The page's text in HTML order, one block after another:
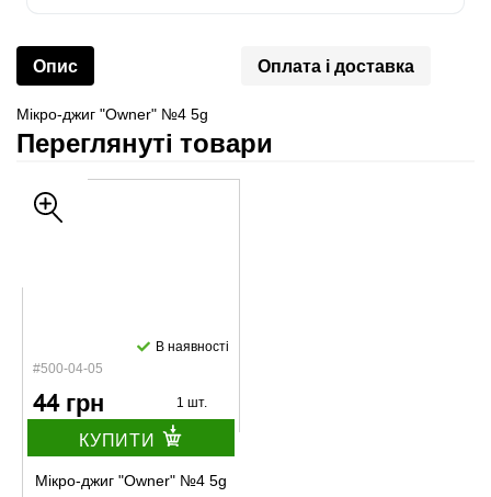
Опис Оплата і доставка
Мікро-джиг "Owner" №4 5g
Переглянуті товари
#500-04-05
В наявності
44 грн 1 шт.
КУПИТИ
Мікро-джиг "Owner" №4 5g